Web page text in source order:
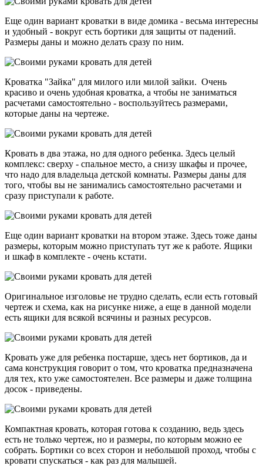
Еще один вариант кроватки в виде домика - весьма интересны
и удобный - вокруг есть бортики для защиты от падений.
Размеры даны и можно делать сразу по ним.
Кроватка "Зайка" для милого или милой зайки. Очень
красиво и очень удобная кроватка, а чтобы не заниматься
расчетами самостоятельно - воспользуйтесь размерами,
которые даны на чертеже.
Кровать в два этажа, но для одного ребенка. Здесь целый
комплекс: сверху - спальное место, а снизу шкафы и прочее,
что надо для владельца детской комнаты. Размеры даны для
того, чтобы вы не занимались самостоятельно расчетами и
сразу приступали к работе.
Еще один вариант кроватки на втором этаже. Здесь тоже даны
размеры, которым можно приступать тут же к работе. Ящики
и шкаф в комплекте - очень кстати.
Оригинальное изголовье не трудно сделать, если есть готовый
чертеж и схема, как на рисунке ниже, а еще в данной модели
есть ящики для всякой всячины и разных ресурсов.
Кровать уже для ребенка постарше, здесь нет бортиков, да и
сама конструкция говорит о том, что кроватка предназначена
для тех, кто уже самостоятелен. Все размеры и даже толщина
досок - приведены.
Компактная кровать, которая готова к созданию, ведь здесь
есть не только чертеж, но и размеры, по которым можно ее
собрать. Бортики со всех сторон и небольшой проход, чтобы с
кровати спускаться - как раз для малышей.